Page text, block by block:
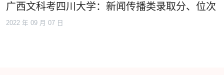
广西文科考四川大学：新闻传播类录取分、位次
2022 年 09 月 07 日